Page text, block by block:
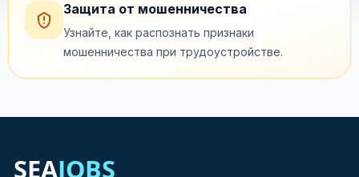
Защита от мошенничества
Узнайте, как распознать признаки
мошенничества при трудоустройстве.